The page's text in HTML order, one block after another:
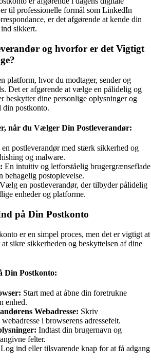
til professionelle formål som LinkedIn
er det afgørende at kende din
sikkert.
og hvorfor er det Vigtigt
platform, hvor du modtager, sender og
Det er afgørende at vælge en pålidelig og
beskytter dine personlige oplysninger og
din postkonto.
når du Vælger Din Postleverandør:
postleverandør med stærk sikkerhed og
og malware.
En intuitiv og letforståelig brugergrænseflade
behagelig postoplevelse.
Vælg en postleverandør, der tilbyder pålidelig
enheder og platforme.
på Din Postkonto
er en simpel proces, men det er vigtigt at
sikre sikkerheden og beskyttelsen af dine
Din Postkonto:
Start med at åbne din foretrukne
enhed.
Webadresse: Skriv
i browserens adressefelt.
Indtast din brugernavn og
felter.
ind eller tilsvarende knap for at få adgang